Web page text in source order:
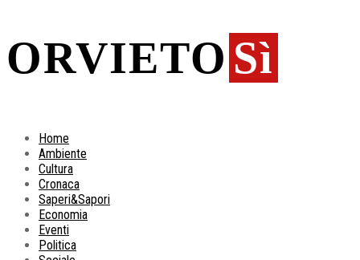
ORVIETO Sì
Home
Ambiente
Cultura
Cronaca
Saperi&Sapori
Economia
Eventi
Politica